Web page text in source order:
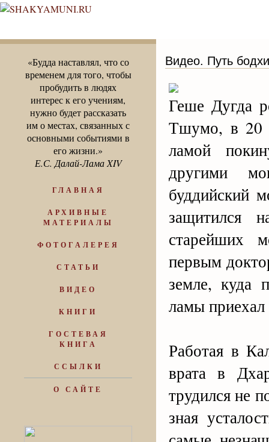
«Будда наставлял, что со
временем для того, чтобы
пробудить в людях
интерес к его учениям,
нужно будет рассказать
им о местах, связанных с
основными событиями в
его жизни.»
Е.С. Далай-Лама XIV
ГЛАВНАЯ
АРХИВНЫЕ
МАТЕРИАЛЫ
ФОТОГАЛЕРЕЯ
СТАТЬИ
ВИДЕО
КНИГИ
ГОСТЕВАЯ
КНИГА
ССЫЛКИ
О САЙТЕ
Видео. Путь
Геше Дугда
Тшумо, в 20
ламой
другими
буддийский
защитился
старейших
первым
земле, куда
ламы
Работая в
врата в
трудился не
зная